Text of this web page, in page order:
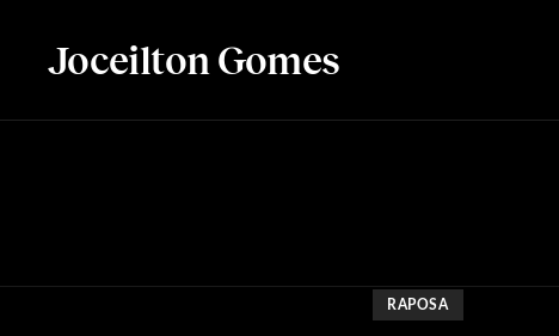
Joceilton Gomes
RAPOSA